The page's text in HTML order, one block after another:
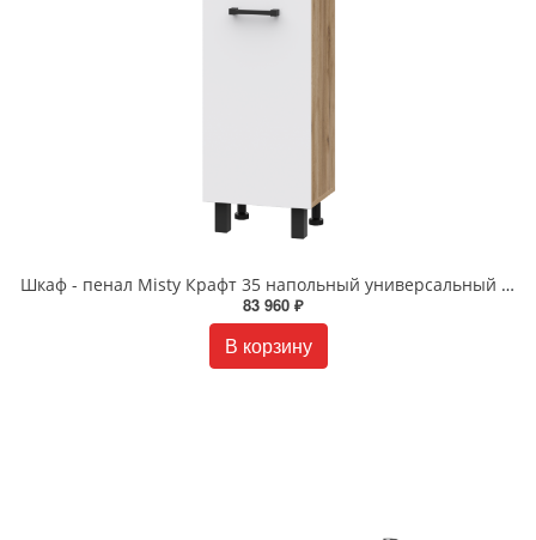
Шкаф - пенал Misty Крафт 35 напольный универсальный П-Кра-05035-01Пр
83 960 ₽
В корзину